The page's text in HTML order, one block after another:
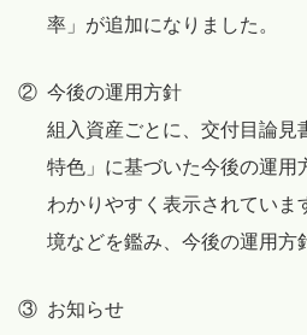
率」が追加になりました。
② 今後の運用方針
組入資産ごとに、交付目論見
特色」に基づいた今後の運用
わかりやすく表示されていま
境などを鑑み、今後の運用方
③ お知らせ